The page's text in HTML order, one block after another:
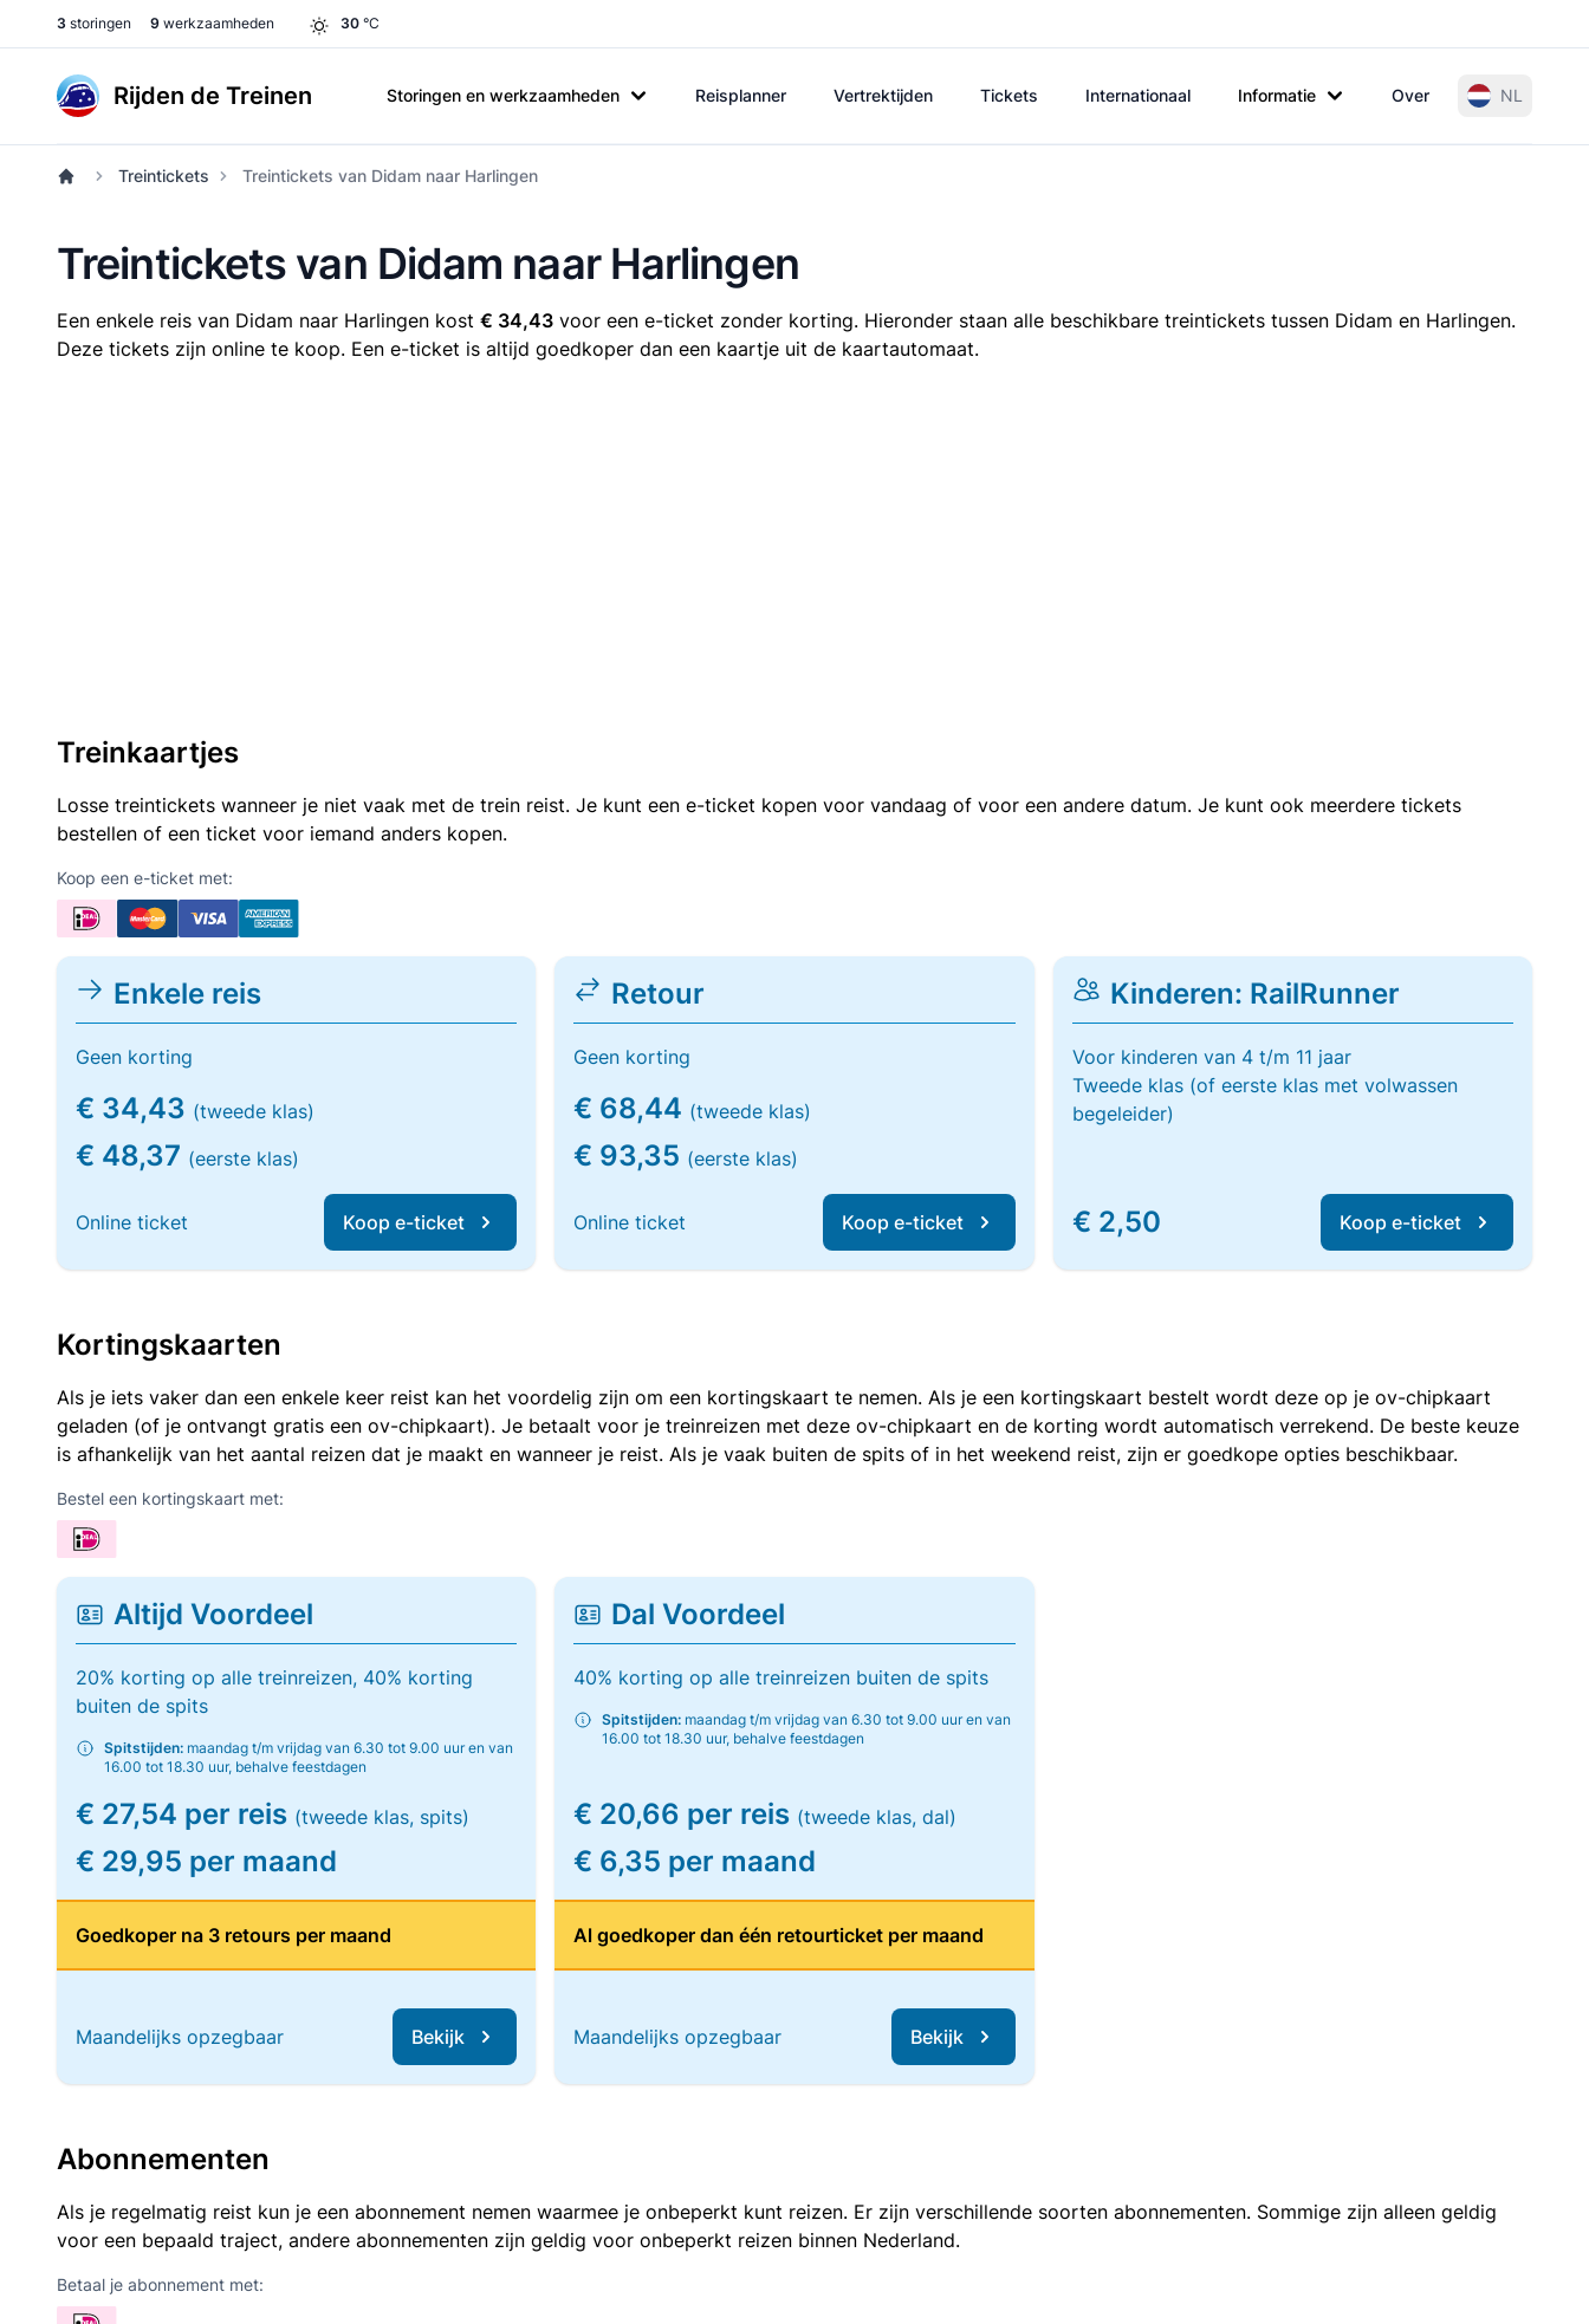
3 storingen 9 werkzaamheden 30 °C
Rijden de Treinen Storingen en werkzaamheden Reisplanner Vertrektijden Tickets Internationaal Informatie Over NL
Treintickets Treintickets van Didam naar Harlingen
Treintickets van Didam naar Harlingen
Een enkele reis van Didam naar Harlingen kost € 34,43 voor een e-ticket zonder korting. Hieronder staan alle beschikbare treintickets tussen Didam en Harlingen.
Deze tickets zijn online te koop. Een e-ticket is altijd goedkoper dan een kaartje uit de kaartautomaat.
Treinkaartjes
Losse treintickets wanneer je niet vaak met de trein reist. Je kunt een e-ticket kopen voor vandaag of voor een andere datum. Je kunt ook meerdere tickets
bestellen of een ticket voor iemand anders kopen.
Koop een e-ticket met:
Enkele reis
Geen korting
€ 34,43 (tweede klas)
€ 48,37 (eerste klas)
Online ticket Koop e-ticket
Retour
Geen korting
€ 68,44 (tweede klas)
€ 93,35 (eerste klas)
Online ticket Koop e-ticket
Kinderen: RailRunner
Voor kinderen van 4 t/m 11 jaar
Tweede klas (of eerste klas met volwassen
begeleider)
€ 2,50 Koop e-ticket
Kortingskaarten
Als je iets vaker dan een enkele keer reist kan het voordelig zijn om een kortingskaart te nemen. Als je een kortingskaart bestelt wordt deze op je ov-chipkaart
geladen (of je ontvangt gratis een ov-chipkaart). Je betaalt voor je treinreizen met deze ov-chipkaart en de korting wordt automatisch verrekend. De beste keuze
is afhankelijk van het aantal reizen dat je maakt en wanneer je reist. Als je vaak buiten de spits of in het weekend reist, zijn er goedkope opties beschikbaar.
Bestel een kortingskaart met:
Altijd Voordeel
20% korting op alle treinreizen, 40% korting
buiten de spits
Spitstijden: maandag t/m vrijdag van 6.30 tot 9.00 uur en van
16.00 tot 18.30 uur, behalve feestdagen
€ 27,54 per reis (tweede klas, spits)
€ 29,95 per maand
Goedkoper na 3 retours per maand
Maandelijks opzegbaar Bekijk
Dal Voordeel
40% korting op alle treinreizen buiten de spits
Spitstijden: maandag t/m vrijdag van 6.30 tot 9.00 uur en van
16.00 tot 18.30 uur, behalve feestdagen
€ 20,66 per reis (tweede klas, dal)
€ 6,35 per maand
Al goedkoper dan één retourticket per maand
Maandelijks opzegbaar Bekijk
Abonnementen
Als je regelmatig reist kun je een abonnement nemen waarmee je onbeperkt kunt reizen. Er zijn verschillende soorten abonnementen. Sommige zijn alleen geldig
voor een bepaald traject, andere abonnementen zijn geldig voor onbeperkt reizen binnen Nederland.
Betaal je abonnement met: